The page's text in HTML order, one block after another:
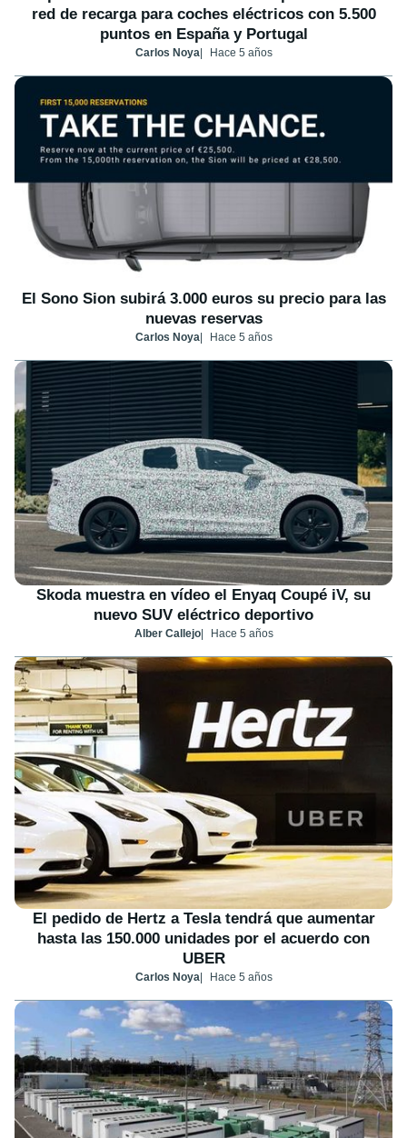
red de recarga para coches eléctricos con 5.500
puntos en España y Portugal
Carlos Noya Hace 5 años
El Sono Sion subirá 3.000 euros su precio para las
nuevas reservas
Carlos Noya Hace 5 años
Skoda muestra en vídeo el Enyaq Coupé iV, su
nuevo SUV eléctrico deportivo
Alber Callejo Hace 5 años
El pedido de Hertz a Tesla tendrá que aumentar
hasta las 150.000 unidades por el acuerdo con
UBER
Carlos Noya Hace 5 años